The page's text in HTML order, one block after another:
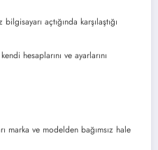
açtığında karşılaştığı
hesaplarını ve ayarlarını
marka ve modelden bağımsız hale